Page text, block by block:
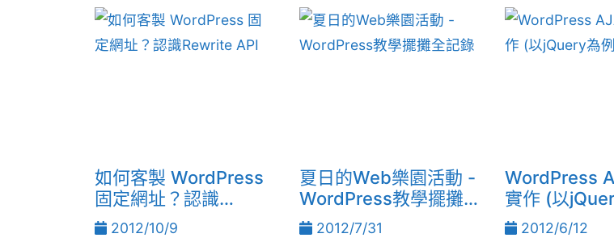
如何客製 WordPress
固定網址？認識
Rewrite API
2012/10/9
夏日的Web樂園活動 -
WordPress教學擺攤
全記錄
2012/7/31
WordPress
實作 (以
2012/6/12